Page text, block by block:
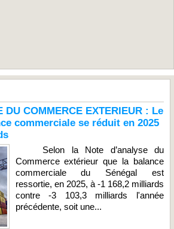
DU COMMERCE EXTERIEUR : Le
commerciale se réduit en 2025
Selon la Note d’analyse du
Commerce extérieur que la balance
commerciale du Sénégal est
ressortie, en 2025, à -1 168,2 milliards
contre -3 103,3 milliards l'année
précédente, soit une...